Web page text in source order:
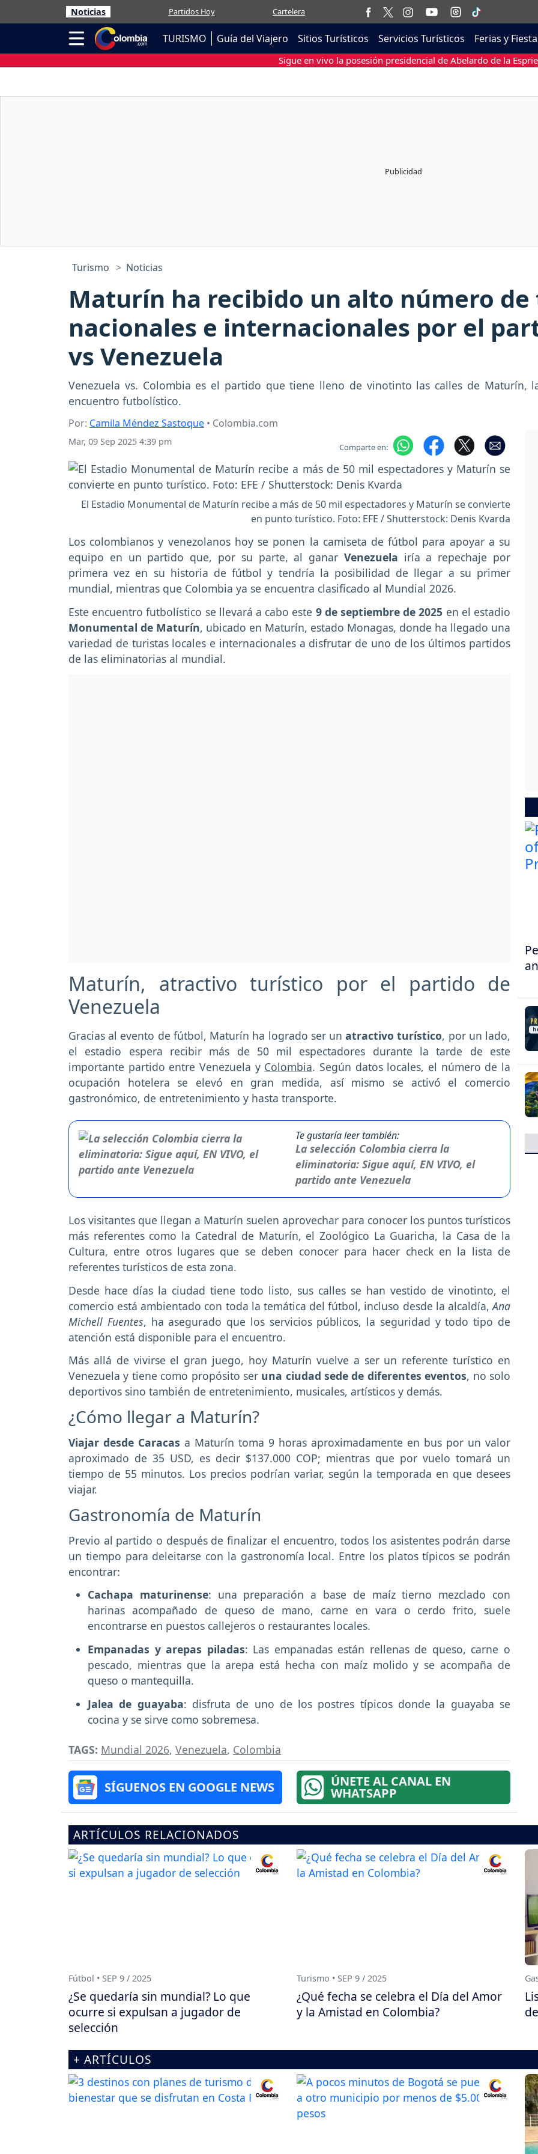
Noticias Partidos Hoy Cartelera
TURISMO Guía del Viajero Sitios Turísticos Servicios Turísticos Ferias y
Sigue en vivo la posesión presidencial de Abelardo de la
Turismo Noticias
Maturín ha recibido un alto número
nacionales e internacionales por el
vs Venezuela
Venezuela vs. Colombia es el partido que tiene lleno de vinotinto las calles de Maturín,
encuentro futbolístico.
Por: Camila Méndez Sastoque • Colombia.com
Mar, 09 Sep 2025 4:39 pm Comparte en:
El Estadio Monumental de Maturín recibe a más de 50 mil espectadores y Maturín se convierte
en punto turístico. Foto: EFE / Shutterstock: Denis Kvarda
Los colombianos y venezolanos hoy se ponen la camiseta de fútbol para apoyar a su
equipo en un partido que, por su parte, al ganar Venezuela iría a repechaje por
primera vez en su historia de fútbol y tendría la posibilidad de llegar a su primer
mundial, mientras que Colombia ya se encuentra clasificado al Mundial 2026.
Este encuentro futbolístico se llevará a cabo este 9 de septiembre de 2025 en el estadio
Monumental de Maturín, ubicado en Maturín, estado Monagas, donde ha llegado una
variedad de turistas locales e internacionales a disfrutar de uno de los últimos partidos
de las eliminatorias al mundial.
Maturín, atractivo turístico por el partido de
Venezuela
Gracias al evento de fútbol, Maturín ha logrado ser unatractivo turístico, por un lado,
el estadio espera recibir más de 50 mil espectadores durante la tarde de este
importante partido entre Venezuela y Colombia. Según datos locales, el número de la
ocupación hotelera se elevó en gran medida, así mismo se activó el comercio
gastronómico, de entretenimiento y hasta transporte.
Te gustaría leer también:
La selección Colombia cierra la
eliminatoria: Sigue aquí, EN VIVO, el
partido ante Venezuela
Los visitantes que llegan a Maturín suelen aprovechar para conocer los puntos turísticos
más referentes como la Catedral de Maturín, el Zoológico La Guaricha, la Casa de la
Cultura, entre otros lugares que se deben conocer para hacer check en la lista de
referentes turísticos de esta zona.
Desde hace días la ciudad tiene todo listo, sus calles se han vestido de vinotinto, el
comercio está ambientado con toda la temática del fútbol, incluso desde la alcaldía,Ana
Michell Fuentes, ha asegurado que los servicios públicos, la seguridad y todo tipo de
atención está disponible para el encuentro.
Más allá de vivirse el gran juego, hoy Maturín vuelve a ser un referente turístico en
Venezuela y tiene como propósito ser una ciudad sede de diferentes eventos, no solo
deportivos sino también de entretenimiento, musicales, artísticos y demás.
¿Cómo llegar a Maturín?
Viajar desde Caracas a Maturín toma 9 horas aproximadamente en bus por un valor
aproximado de 35 USD, es decir $137.000 COP; mientras que por vuelo tomará un
tiempo de 55 minutos. Los precios podrían variar, según la temporada en que desees
viajar.
Gastronomía de Maturín
Previo al partido o después de finalizar el encuentro, todos los asistentes podrán darse
un tiempo para deleitarse con la gastronomía local. Entre los platos típicos se podrán
encontrar:
Cachapa maturinense: una preparación a base de maíz tierno mezclado con
harinas acompañado de queso de mano, carne en vara o cerdo frito, suele
encontrarse en puestos callejeros o restaurantes locales.
Empanadas y arepas piladas: Las empanadas están rellenas de queso, carne o
pescado, mientras que la arepa está hecha con maíz molido y se acompaña de
queso o mantequilla.
Jalea de guayaba: disfruta de uno de los postres típicos donde la guayaba se
cocina y se sirve como sobremesa.
TAGS: Mundial 2026, Venezuela, Colombia
SÍGUENOS EN GOOGLE NEWS ÚNETE AL CANAL EN
WHATSAPP
ARTÍCULOS RELACIONADOS
Fútbol • SEP 9 / 2025
¿Se quedaría sin mundial? Lo que
ocurre si expulsan a jugador de
selección
Turismo • SEP 9 / 2025
¿Qué fecha se celebra el Día del Amor
y la Amistad en Colombia?
+ ARTÍCULOS